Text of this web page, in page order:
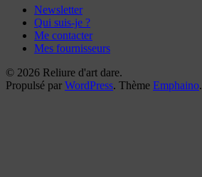
Newsletter
Qui suis-je ?
Me contacter
Mes fournisseurs
© 2026 Reliure d'art dare.
Propulsé par WordPress. Thème Emphaino.